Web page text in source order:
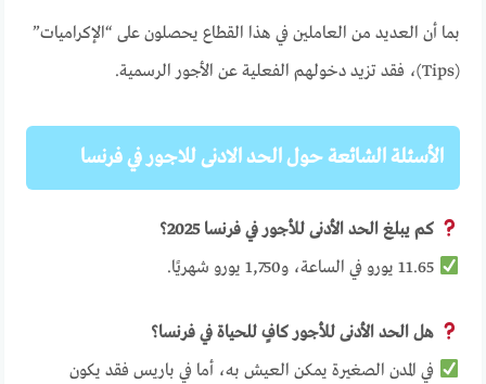
بما أن العديد من العاملين في هذا القطاع يحصلون على “الإكراميات”
(Tips)، فقد تزيد دخولهم الفعلية عن الأجور الرسمية.
الأسئلة الشائعة حول الحد الادنى للاجور في فرنسا
كم يبلغ الحد الأدنى للأجور في فرنسا 2025؟
هل الحد الأدنى للأجور كافٍ للحياة في فرنسا؟
في المدن الصغيرة يمكن العيش به، أما في باريس فقد يكون